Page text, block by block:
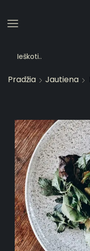
Pradžia Jautiena